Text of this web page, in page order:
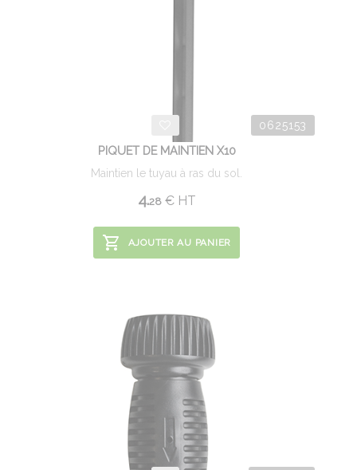
0625153
PIQUET DE MAINTIEN X10
Maintien le tuyau à ras du sol.
4.28 €HT
AJOUTER AU PANIER